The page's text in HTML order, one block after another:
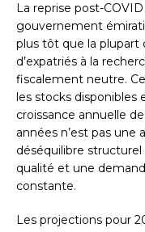
La reprise post-
gouvernement
plus tôt que la plupart
d’expatriés à la
fiscalement neutre.
les stocks disponibles
croissance annuelle de
années n’est pas une
déséquilibre
qualité et une
constante.
Les projections pour